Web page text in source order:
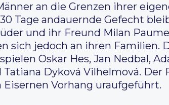
an die Grenzen ihrer
Tage andauernde Gefecht
und ihr Freund Milan
sich jedoch an ihren Familien.
Oskar Hes, Jan Nedbal,
Tatiana Dyková Vilhelmová.
Vorhang uraufgeführt.